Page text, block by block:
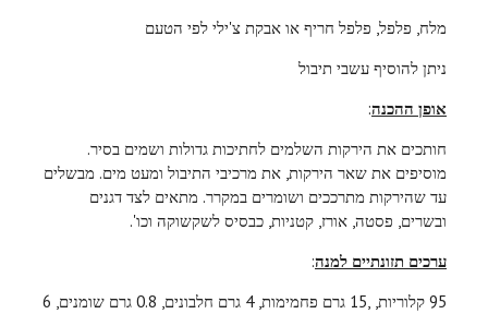
מלח, פלפל, פלפל חריף או אבקת צ'ילי לפי הטעם
ניתן להוסיף עשבי תיבול
אופן ההכנה:
חותכים את הירקות השלמים לחתיכות גדולות ושמים בסיר.
מוסיפים את שאר הירקות, את מרכיבי התיבול ומעט מים. מבשלים
עד שהירקות מתרככים ושומרים במקרר. מתאים לצד דגנים
ובשרים, פסטה, אורז, קטניות, כבסיס לשקשוקה וכו'.
ערכים תזונתיים למנה:
95 קלוריות, ,15 גרם פחמימות, 4 גרם חלבונים, 0.8 גרם שומנים, 6